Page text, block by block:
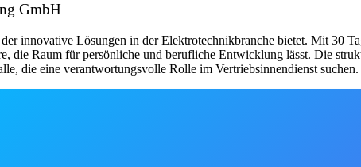
GmbH
innovative Lösungen in der Elektrotechnikbranche bietet. Mit 30
die Raum für persönliche und berufliche Entwicklung lässt. Die
die eine verantwortungsvolle Rolle im Vertriebsinnendienst suchen.